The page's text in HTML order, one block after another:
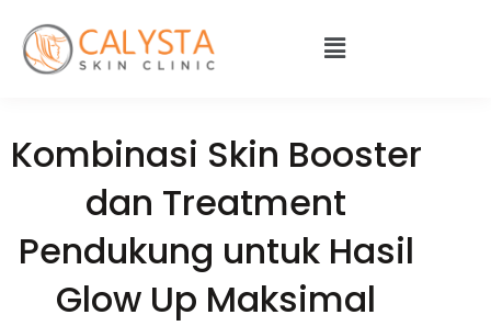
Kombinasi Skin Booster
dan Treatment
Pendukung untuk Hasil
Glow Up Maksimal